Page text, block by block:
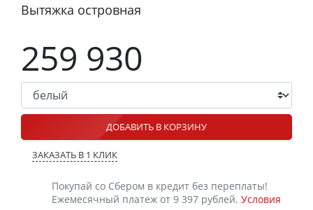
Вытяжка островная
259 930
ДОБАВИТЬ В КОРЗИНУ
ЗАКАЗАТЬ В 1 КЛИК
Покупай со Сбером в кредит без переплаты!
Ежемесячный платеж от 9 397 рублей. Условия